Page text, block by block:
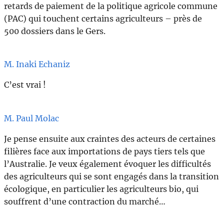
retards de paiement de la politique agricole commune
(PAC) qui touchent certains agriculteurs – près de
500 dossiers dans le Gers.
M. Inaki Echaniz
C’est vrai !
M. Paul Molac
Je pense ensuite aux craintes des acteurs de certaines
filières face aux importations de pays tiers tels que
l’Australie. Je veux également évoquer les difficultés
des agriculteurs qui se sont engagés dans la transition
écologique, en particulier les agriculteurs bio, qui
souffrent d’une contraction du marché…